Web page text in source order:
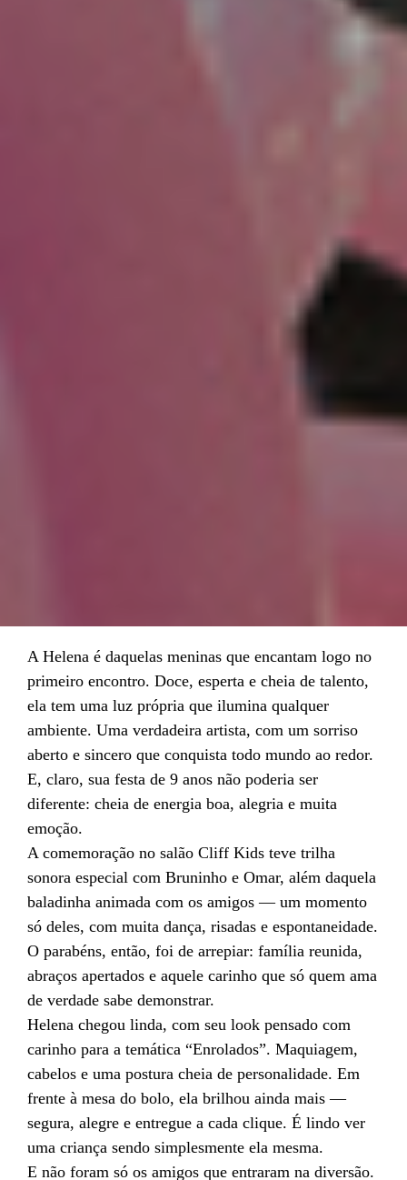
A Helena é daquelas meninas que encantam logo no
primeiro encontro. Doce, esperta e cheia de talento,
ela tem uma luz própria que ilumina qualquer
ambiente. Uma verdadeira artista, com um sorriso
aberto e sincero que conquista todo mundo ao redor.
E, claro, sua festa de 9 anos não poderia ser
diferente: cheia de energia boa, alegria e muita
emoção.
A comemoração no salão Cliff Kids teve trilha
sonora especial com Bruninho e Omar, além daquela
baladinha animada com os amigos — um momento
só deles, com muita dança, risadas e espontaneidade.
O parabéns, então, foi de arrepiar: família reunida,
abraços apertados e aquele carinho que só quem ama
de verdade sabe demonstrar.
Helena chegou linda, com seu look pensado com
carinho para a temática “Enrolados”. Maquiagem,
cabelos e uma postura cheia de personalidade. Em
frente à mesa do bolo, ela brilhou ainda mais —
segura, alegre e entregue a cada clique. É lindo ver
uma criança sendo simplesmente ela mesma.
E não foram só os amigos que entraram na diversão.